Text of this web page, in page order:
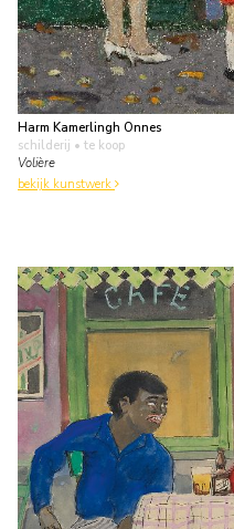
Harm Kamerlingh Onnes
schilderij • te koop
Volière
bekijk kunstwerk